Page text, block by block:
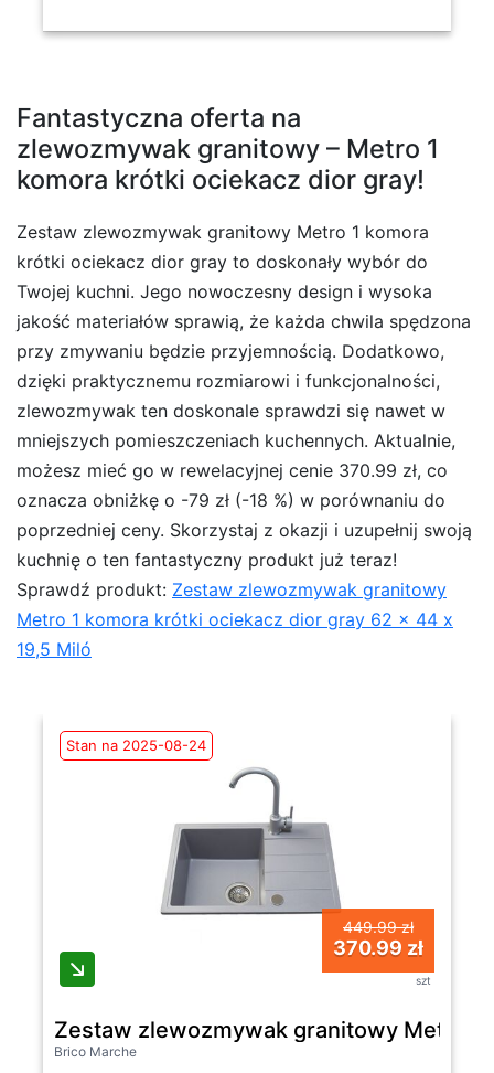
Fantastyczna oferta na
zlewozmywak granitowy – Metro 1
komora krótki ociekacz dior gray!
Zestaw zlewozmywak granitowy Metro 1 komora
krótki ociekacz dior gray to doskonały wybór do
Twojej kuchni. Jego nowoczesny design i wysoka
jakość materiałów sprawią, że każda chwila spędzona
przy zmywaniu będzie przyjemnością. Dodatkowo,
dzięki praktycznemu rozmiarowi i funkcjonalności,
zlewozmywak ten doskonale sprawdzi się nawet w
mniejszych pomieszczeniach kuchennych. Aktualnie,
możesz mieć go w rewelacyjnej cenie 370.99 zł, co
oznacza obniżkę o -79 zł (-18 %) w porównaniu do
poprzedniej ceny. Skorzystaj z okazji i uzupełnij swoją
kuchnię o ten fantastyczny produkt już teraz!
Sprawdź produkt: Zestaw zlewozmywak granitowy
Metro 1 komora krótki ociekacz dior gray 62 x 44 x
19,5 Miló
Stan na 2025-08-24
449.99 zł
370.99 zł
szt
Zestaw zlewozmywak granitowy Metro 1
Brico Marche